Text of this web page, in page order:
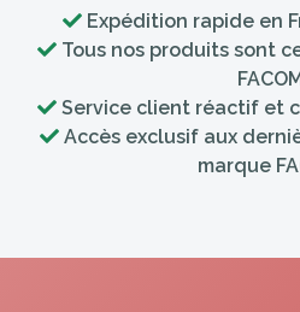
Expédition rapide en
Tous nos produits sont
Service client réactif et
Accès exclusif aux
marque